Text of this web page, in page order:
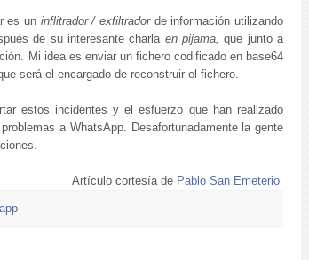
es un inflitrador / exfiltrador de información utilizando
de su interesante charla en pijama,que junto a
Mi idea es enviar un fichero codificado en base64
será el encargado de reconstruir el fichero.
estos incidentes y el esfuerzo que han realizado
a WhatsApp. Desafortunadamente la gente
Artículo cortesía de Pablo San Emeterio